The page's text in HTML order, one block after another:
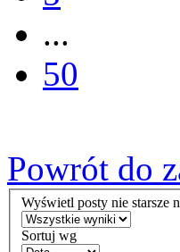
...
50
Powrót do
Wyświetl posty nie starsze
Sortuj wg